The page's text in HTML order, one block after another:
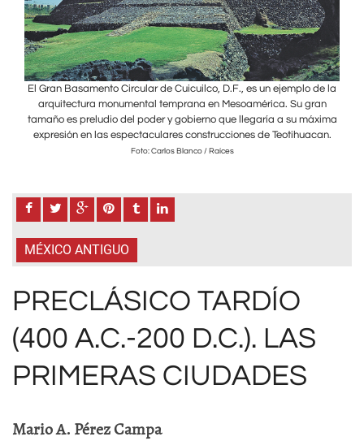
El Gran Basamento Circular de Cuicuilco, D.F., es un ejemplo de la
arquitectura monumental temprana en Mesoamérica. Su gran
tamaño es preludio del poder y gobierno que llegaría a su máxima
expresión en las espectaculares construcciones de Teotihuacan.
Foto: Carlos Blanco / Raíces
MÉXICO ANTIGUO
PRECLÁSICO TARDÍO
(400 A.C.-200 D.C.). LAS
PRIMERAS CIUDADES
Mario A. Pérez Campa